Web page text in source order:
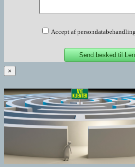
Accept af
×